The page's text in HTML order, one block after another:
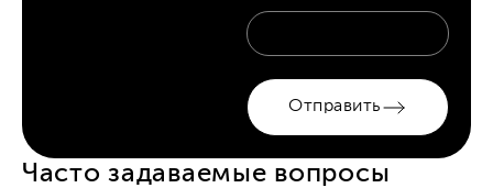
Отправить
Часто задаваемые вопросы